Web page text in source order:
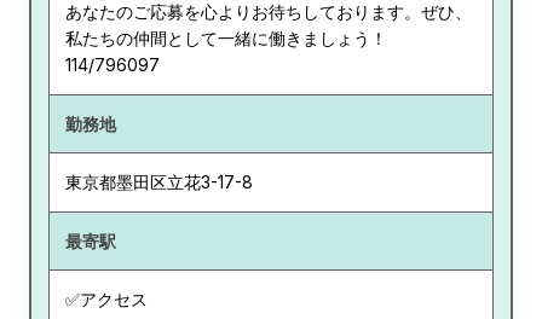
あなたのご応募を心よりお待ちしております。ぜひ、
私たちの仲間として一緒に働きましょう！
114/796097
勤務地
東京都墨田区立花3-17-8
最寄駅
✅アクセス